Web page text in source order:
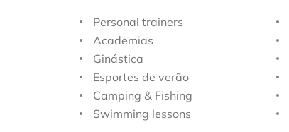
Personal trainers
Academias
Ginástica
Esportes de verão
Camping & Fishing
Swimming lessons